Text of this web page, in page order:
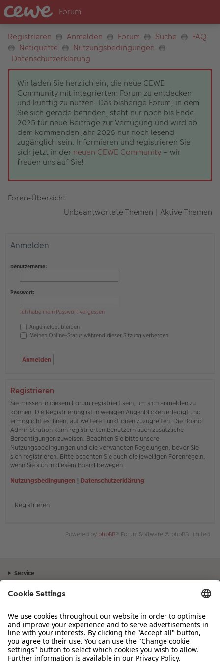
Registrieren Anmelden Forum Suche
FAQ
Netiquette
Nutzungsbedingungen
Datenschutzerklärung
Wir laden Sie herzlich ein, die neue CEWE
Community mit integriertem Forum zu entdecken
und künftig zu nutzen. Das bisherige Forum, in dem
Sie sich gerade befinden, steht nur noch bis Ende
2025 für neue Beiträge zur Verfügung und wird ab
dem kommenden Jahr 2026 nur noch lesend
zugänglich sein. Informieren und registrieren Sie
sich jetzt in der neuen CEWE Community – wir
freuen uns auf Sie!
Foren-Übersicht
Unbeantwortete Themen | Aktive Themen
Anmelden
Benutzername:
Passwort:
Ich habe mein Passwort vergessen
Angemeldet bleiben
Meinen Online-Status während dieser Sitzung verbergen
Registrieren
Sie müssen in diesem Forum registriert sein, um sich anmelden zu
können. Die Registrierung ist in wenigen Augenblicken erledigt und
ermöglicht es Ihnen, auf weitere Funktionen zuzugreifen. Die Board-
Administration kann registrierten Benutzern auch zusätzliche
Berechtigungen zuweisen. Beachten Sie bitte unsere
Nutzungsbedingungen und die verwandten Regelungen, bevor Sie
sich registrieren. Bitte beachten Sie auch die jeweiligen Forenregeln,
wenn Sie sich in diesem Board bewegen.
Nutzungsbedingungen | Datenschutzerklärung
Registrieren
Powered by phpBB® Forum Software © phpBB Limited
Service
Sortiment